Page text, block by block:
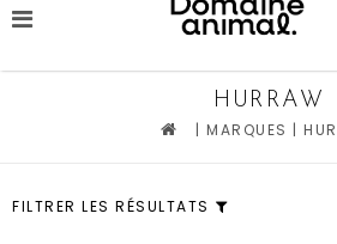
HURRAW
|MARQUES |
FILTRER LES RÉSULTATS